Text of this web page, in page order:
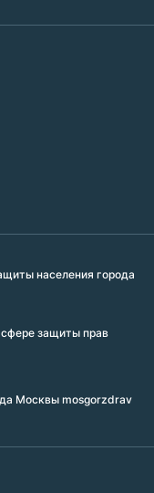
населения города
защиты прав
Москвы mosgorzdrav